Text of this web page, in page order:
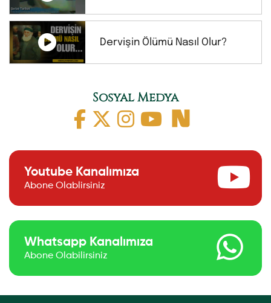
Dervişin Ölümü Nasıl Olur?
Sosyal Medya
Youtube Kanalımıza
Abone Olablirsiniz
Whatsapp Kanalımıza
Abone Olabilirsiniz